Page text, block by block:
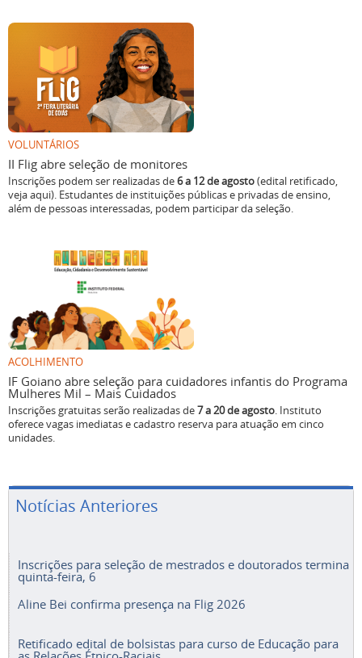
VOLUNTÁRIOS
II Flig abre seleção de monitores
Inscrições podem ser realizadas de6 a 12 de agosto(edital retificado,
veja aqui). Estudantes de instituições públicas e privadas de ensino,
além de pessoas interessadas, podem participar da seleção.
ACOLHIMENTO
IF Goiano abre seleção para cuidadores infantis do Programa
Mulheres Mil – Mais Cuidados
Inscrições gratuitas serão realizadas de7 a 20 de agosto. Instituto
oferece vagas imediatas e cadastro reserva para atuação em cinco
unidades.
Notícias Anteriores
Inscrições para seleção de mestrados e doutorados termina
quinta-feira, 6
Aline Bei confirma presença na Flig 2026
Retificado edital de bolsistas para curso de Educação para